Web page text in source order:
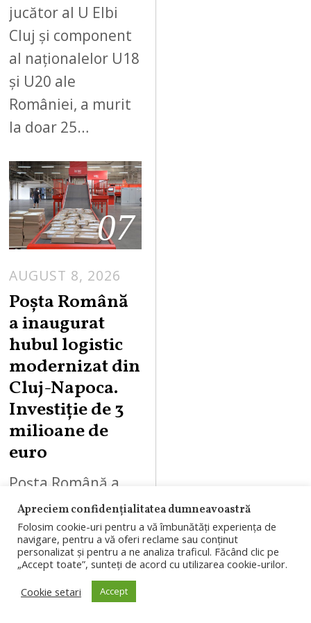
jucător al U Elbi
Cluj și component
al naționalelor U18
și U20 ale
României, a murit
la doar 25…
07
AUGUST 8, 2026
Poșta Română
a inaugurat
hubul logistic
modernizat din
Cluj-Napoca.
Investiție de 3
milioane de
euro
Poșta Română a
inaugurat hubul
logistic
modernizat din
Cluj-Napoca, în
urma unei
Apreciem confidențialitatea dumneavoastră
Folosim cookie-uri pentru a vă îmbunătăți experiența de
navigare, pentru a vă oferi reclame sau conținut
personalizat și pentru a ne analiza traficul. Făcând clic pe
„Accept toate”, sunteți de acord cu utilizarea cookie-urilor.
Cookie setari
Accept